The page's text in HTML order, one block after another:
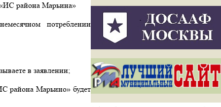
района Марьина»
потреблении
в заявлении;
района Марьино» будет